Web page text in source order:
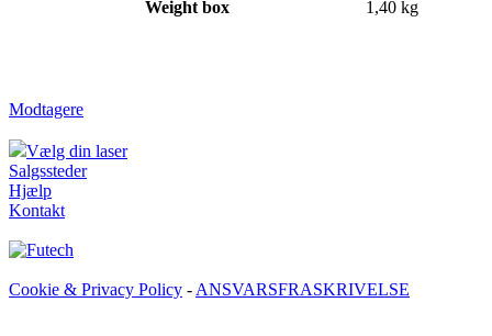
Weight box
1,40 kg
Modtagere
Vælg din laser
Salgssteder
Hjælp
Kontakt
Cookie & Privacy Policy - ANSVARSFRASKRIVELSE